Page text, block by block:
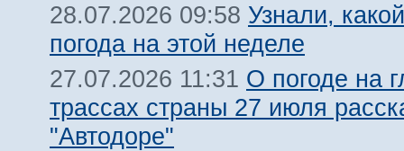
28.07.2026 09:58 Узнали,
погода на этой неделе
27.07.2026 11:31 О погоде на
трассах страны 27 июля
"Автодоре"